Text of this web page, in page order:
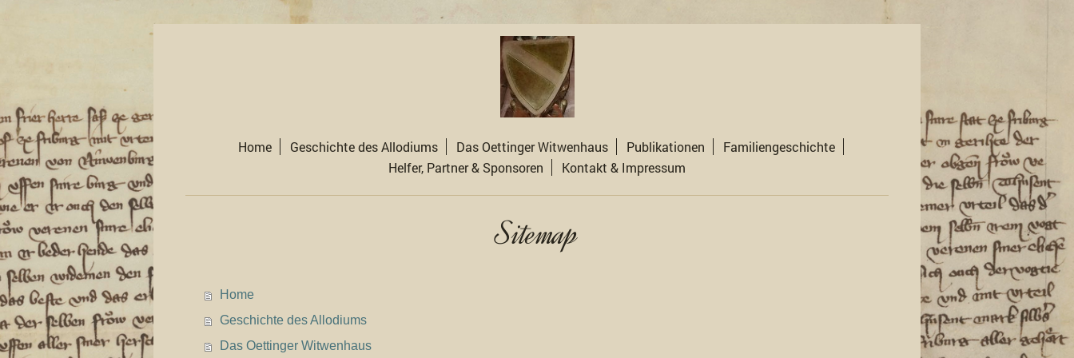
Home Geschichte des Allodiums Das Oettinger Witwenhaus Publikationen
Familiengeschichte
Helfer, Partner & Sponsoren
Kontakt & Impressum
Sitemap
Home
Geschichte des Allodiums
Das Oettinger Witwenhaus